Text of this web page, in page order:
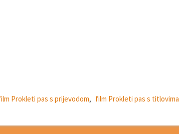
Prokleti pas s prijevodom, film Prokleti pas s titlovima